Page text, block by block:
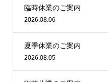
臨時休業のご案内
2026.08.06
夏季休業のご案内
2026.08.05